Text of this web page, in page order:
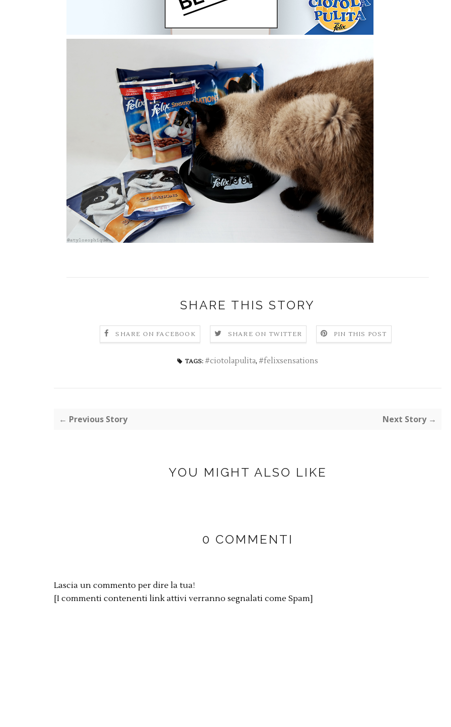
SHARE THIS STORY
SHARE ON FACEBOOK SHARE ON TWITTER PIN THIS POST
TAGS: #ciotolapulita, #felixsensations
← Previous Story Next Story →
YOU MIGHT ALSO LIKE
0 COMMENTI
Lascia un commento per dire la tua!
[I commenti contenenti link attivi verranno segnalati come Spam]